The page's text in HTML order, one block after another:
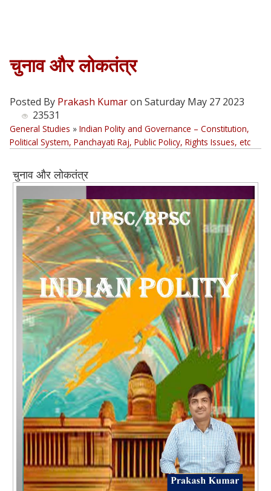
चुनाव और लोकतंत्र
Posted By Prakash Kumaron Saturday May 27 2023
23531
General Studies » Indian Polity and Governance – Constitution,
Political System, Panchayati Raj, Public Policy, Rights Issues, etc
चुनाव और लोकतंत्र